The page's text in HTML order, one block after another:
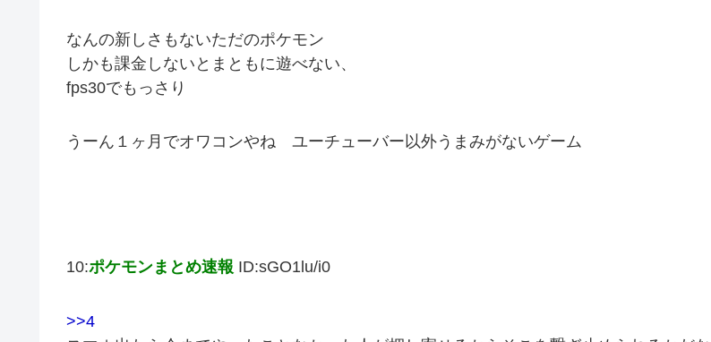
なんの新しさもないただのポケモン
しかも課金しないとまともに遊べない、
fps30でもっさり
うーん１ヶ月でオワコンやね ユーチューバー以外うまみがないゲーム
10:ポケモンまとめ速報 ID:sGO1lu/i0
>>4